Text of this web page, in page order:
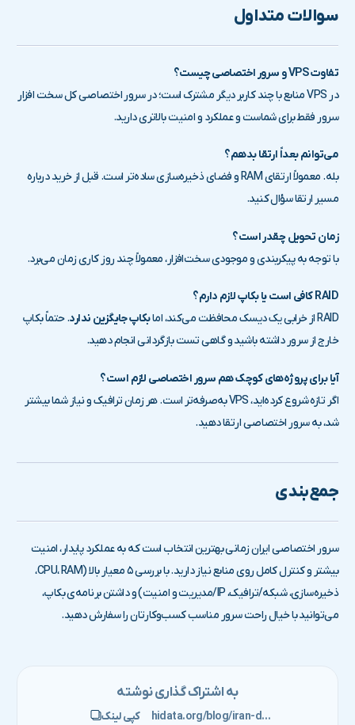
سوالات متداول
تفاوت VPS و سرور اختصاصی چیست؟
در VPS منابع با چند کاربر دیگر مشترک است؛ در سرور اختصاصی کل سخت افزار
سرور فقط برای شماست و عملکرد و امنیت بالاتری دارید.
می‌توانم بعداً ارتقا بدهم؟
بله. معمولاً ارتقای RAM و فضای ذخیره‌سازی ساده‌تر است. قبل از خرید درباره
مسیر ارتقا سؤال کنید.
زمان تحویل چقدر است؟
با توجه به پیکربندی و موجودی سخت‌افزار، معمولاً چند روز کاری زمان می‌برد.
RAID کافی است یا بکاپ لازم دارم؟
RAID از خرابی یک دیسک محافظت می‌کند، اما
بکاپ جایگزین ندارد. حتماً بکاپ
خارج از سرور داشته باشید و گاهی تست بازگردانی انجام دهید.
آیا برای پروژه‌های کوچک هم سرور اختصاصی لازم است؟
اگر تازه شروع کرده‌اید، VPS به‌صرفه‌تر است. هر زمان ترافیک و نیاز شما بیشتر
شد، به سرور اختصاصی ارتقا دهید.
جمع‌بندی
سرور اختصاصی ایران زمانی بهترین انتخاب است که به عملکرد پایدار، امنیت
بیشتر و کنترل کامل روی منابع نیاز دارید. با بررسی ۵ معیار بالا (CPU، RAM،
ذخیره‌سازی، شبکه/ترافیک، IP/مدیریت و امنیت) و داشتن برنامه‌ی بکاپ،
می‌توانید با خیال راحت سرور مناسب کسب‌وکارتان را سفارش دهید.
به اشتراک گذاری نوشته
hidata.org/blog/iran-dedicated-server-order-guide/
کپی لینک